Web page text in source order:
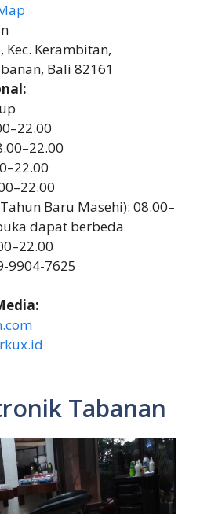
Kec. Kerambitan,
Bali 82161
Baru Masehi): 08.00–
dapat berbeda
9904-7625
Tabanan